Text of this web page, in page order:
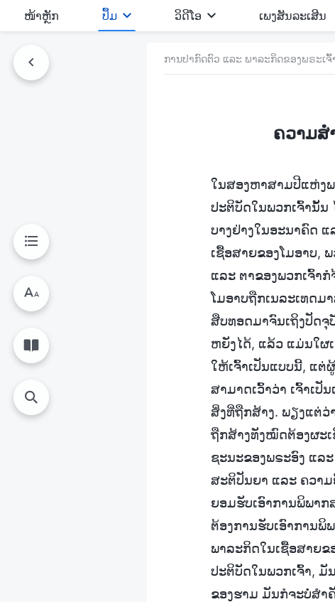
​ໜ້າຫຼັກ ປຶ້ມ ວິ​ດີ​ໂອ ເພງສັນລະເສີນ
ການປາກົດຕົວ ແລະ ພາລະກິດຂອງພຣະເຈົ້
ຄວາມສ
ໃນສອງຫາສາມປີແຫ່ງ
ປະຕິບັດໃນພວກເຈົ້ານັ້
ບາງຢ່າງໃນອະນາຄົດ ແ
ເຊື້ອສາຍຂອງໂມອາບ,
ແລະ ຕາຂອງພວກເຈົ້າກໍ
ໂມອາບຖືກເນລະເທດ
ສືບທອດມາຈົນເຖິງປັດຈຸ
ຫຍັງໄດ້, ແລ້ວ ແມ່ນໃຜ
ໃຫ້ເຈົ້າເປັນແບບນີ້, ແຕ່
ສາມາດເວົ້າວ່າ ເຈົ້າເປັ
ສິ່ງທີ່ຖືກສ້າງ. ພຽງແຕ່ວ່
ຖືກສ້າງທັງໝົດຕ້ອງຜະເ
ຊະນະຂອງພຣະອົງ ແລ
ສະຕິປັນຍາ ແລະ ຄວາມ
ຍອມຮັບເອົາການພິພາກ
ຕ້ອງການຮັບເອົາການພິ
ພາລະກິດໃນເຊື້ອສາຍ
ປະຕິບັດໃນພວກເຈົ້າ,
ຂອງຮາມ ມັນກໍຈະບໍ່ສຳ